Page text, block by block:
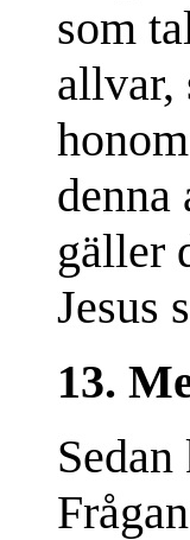
som
allvar,
gäller
Jesus
13.